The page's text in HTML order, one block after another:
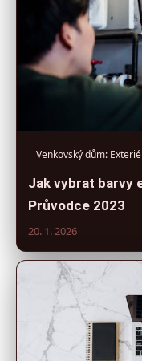
Venkovský dům:
Jak vybrat barvy
Průvodce 2023
20. 1. 2026